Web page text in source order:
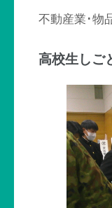
不動産業･物
高校生しご